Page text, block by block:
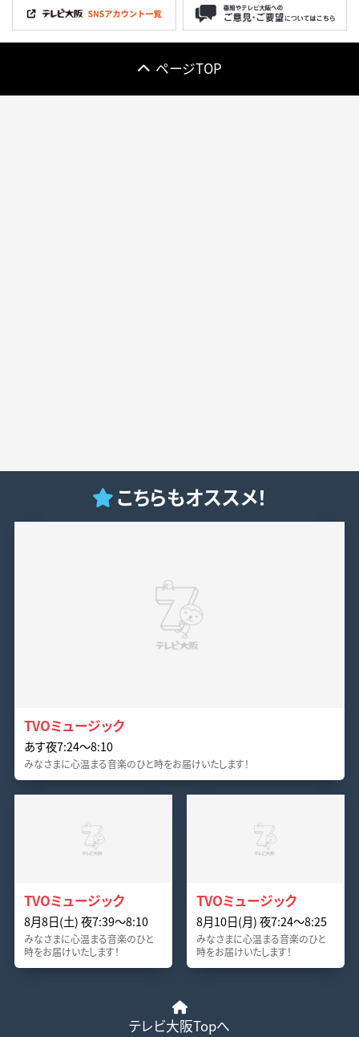
ページTOP
こちらもオススメ！
TVOミュージック
あす夜7:24〜8:10
みなさまに心温まる音楽のひと時をお届けいたします！
TVOミュージック
8月8日(土) 夜7:39〜8:10
みなさまに心温まる音楽のひと
時をお届けいたします！
TVOミュージック
8月10日(月) 夜7:24〜8:25
みなさまに心温まる音楽のひと
時をお届けいたします！
テレビ大阪Topへ